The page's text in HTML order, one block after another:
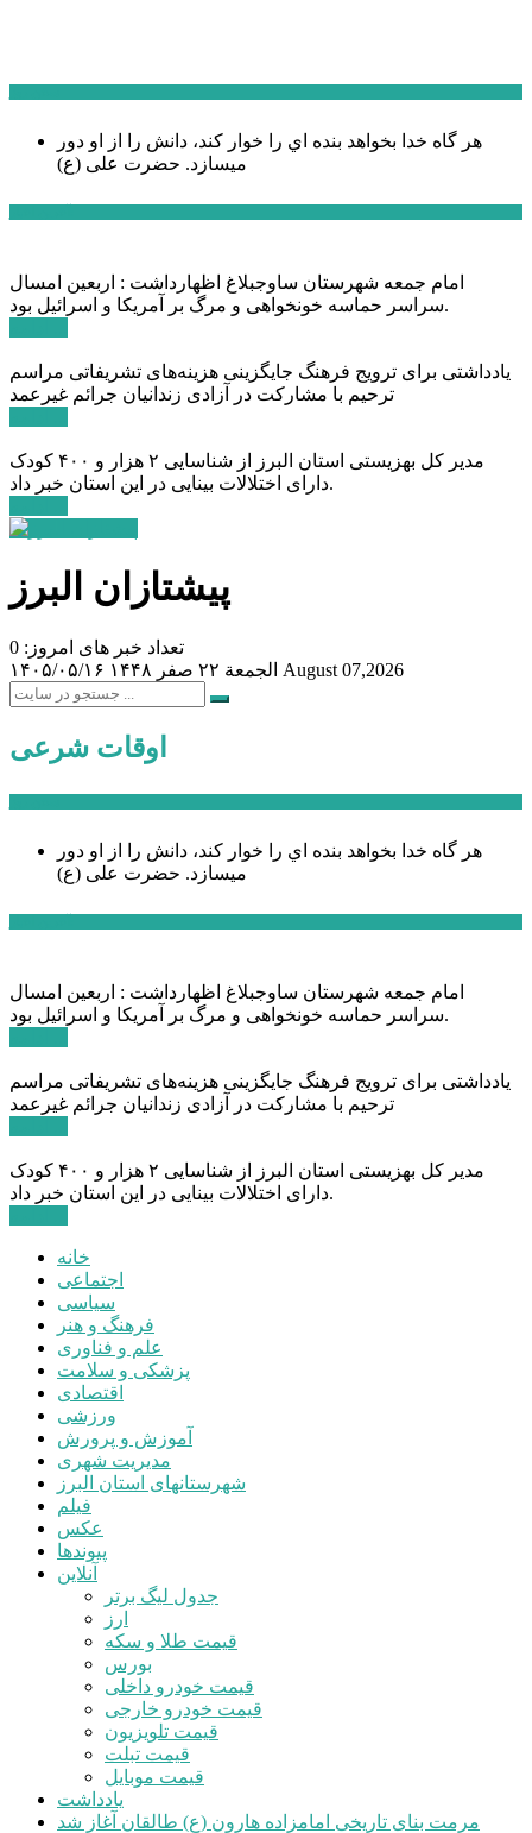
هر گاه خدا بخواهد بنده اي را خوار كند، دانش را از او دور
میسازد. حضرت علی (ع)
امام جمعه شهرستان ساوجبلاغ اظهارداشت : اربعین امسال
سراسر حماسه خونخواهی و مرگ بر آمریکا و اسرائیل بود.
یادداشتی برای ترویج فرهنگ جایگزینی هزینه‌های تشریفاتی مراسم
ترحیم با مشارکت در آزادی زندانیان جرائم غیرعمد
مدیر کل بهزیستی استان البرز از شناسایی ۲ هزار و ۴۰۰ کودک
دارای اختلالات بینایی در این استان خبر داد.
پیشتازان البرز
تعداد خبر های امروز: 0
۱۴۰۵/۰۵/۱۶
الجمعة ۲۲ صفر ۱۴۴۸ August 07,2026
اوقات شرعی
هر گاه خدا بخواهد بنده اي را خوار كند، دانش را از او دور
میسازد. حضرت علی (ع)
امام جمعه شهرستان ساوجبلاغ اظهارداشت : اربعین امسال
سراسر حماسه خونخواهی و مرگ بر آمریکا و اسرائیل بود.
یادداشتی برای ترویج فرهنگ جایگزینی هزینه‌های تشریفاتی مراسم
ترحیم با مشارکت در آزادی زندانیان جرائم غیرعمد
مدیر کل بهزیستی استان البرز از شناسایی ۲ هزار و ۴۰۰ کودک
دارای اختلالات بینایی در این استان خبر داد.
خانه
اجتماعی
سیاسی
فرهنگ و هنر
علم و فناوری
پزشکی و سلامت
اقتصادی
ورزشی
آموزش و پرورش
مدیریت شهری
شهرستانهای استان البرز
فیلم
عکس
پیوندها
آنلاین
جدول لیگ برتر
ارز
قیمت طلا و سکه
بورس
قیمت خودرو داخلی
قیمت خودرو خارجی
قیمت تلویزیون
قیمت تبلت
قیمت موبایل
یادداشت
مرمت بنای تاریخی امامزاده هارون (ع) طالقان آغاز شد